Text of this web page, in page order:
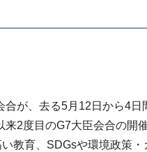
合が、去る5月12日から4
来2度目のG7大臣会合の開
教育、SDGsや環境政策